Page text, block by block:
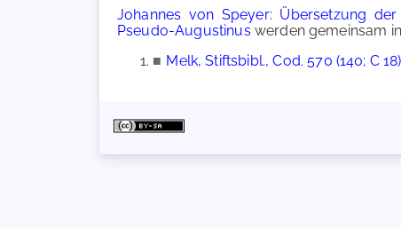
Johannes von Speyer: Übersetzung der
Pseudo-Augustinus werden gemeinsam
■ Melk, Stiftsbibl., Cod. 570 (140; C 18)